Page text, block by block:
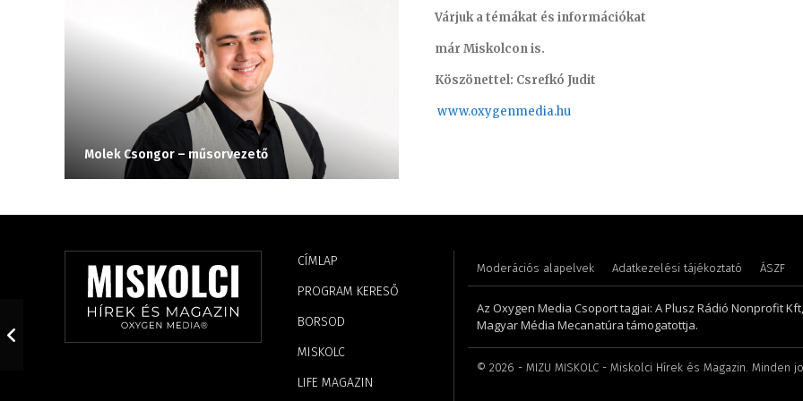
Molek Csongor – műsorvezető
Várjuk a témákat és információkat
már Miskolcon is.
Köszönettel: Csrefkó Judit
www.oxygenmedia.hu
CÍMLAP
PROGRAM KERESŐ
BORSOD
MISKOLC
LIFE MAGAZIN
Moderációs alapelvek Adatkezelési tájékoztató ÁSZF
Az Oxygen Media Csoport tagjai: A Plusz Rádió Nonprofit
Magyar Média Mecanatúra támogatottja.
© 2026 - MIZU MISKOLC - Miskolci Hírek és Magazin. Minden